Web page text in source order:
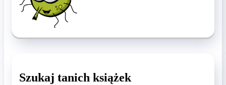
Szukaj tanich książek